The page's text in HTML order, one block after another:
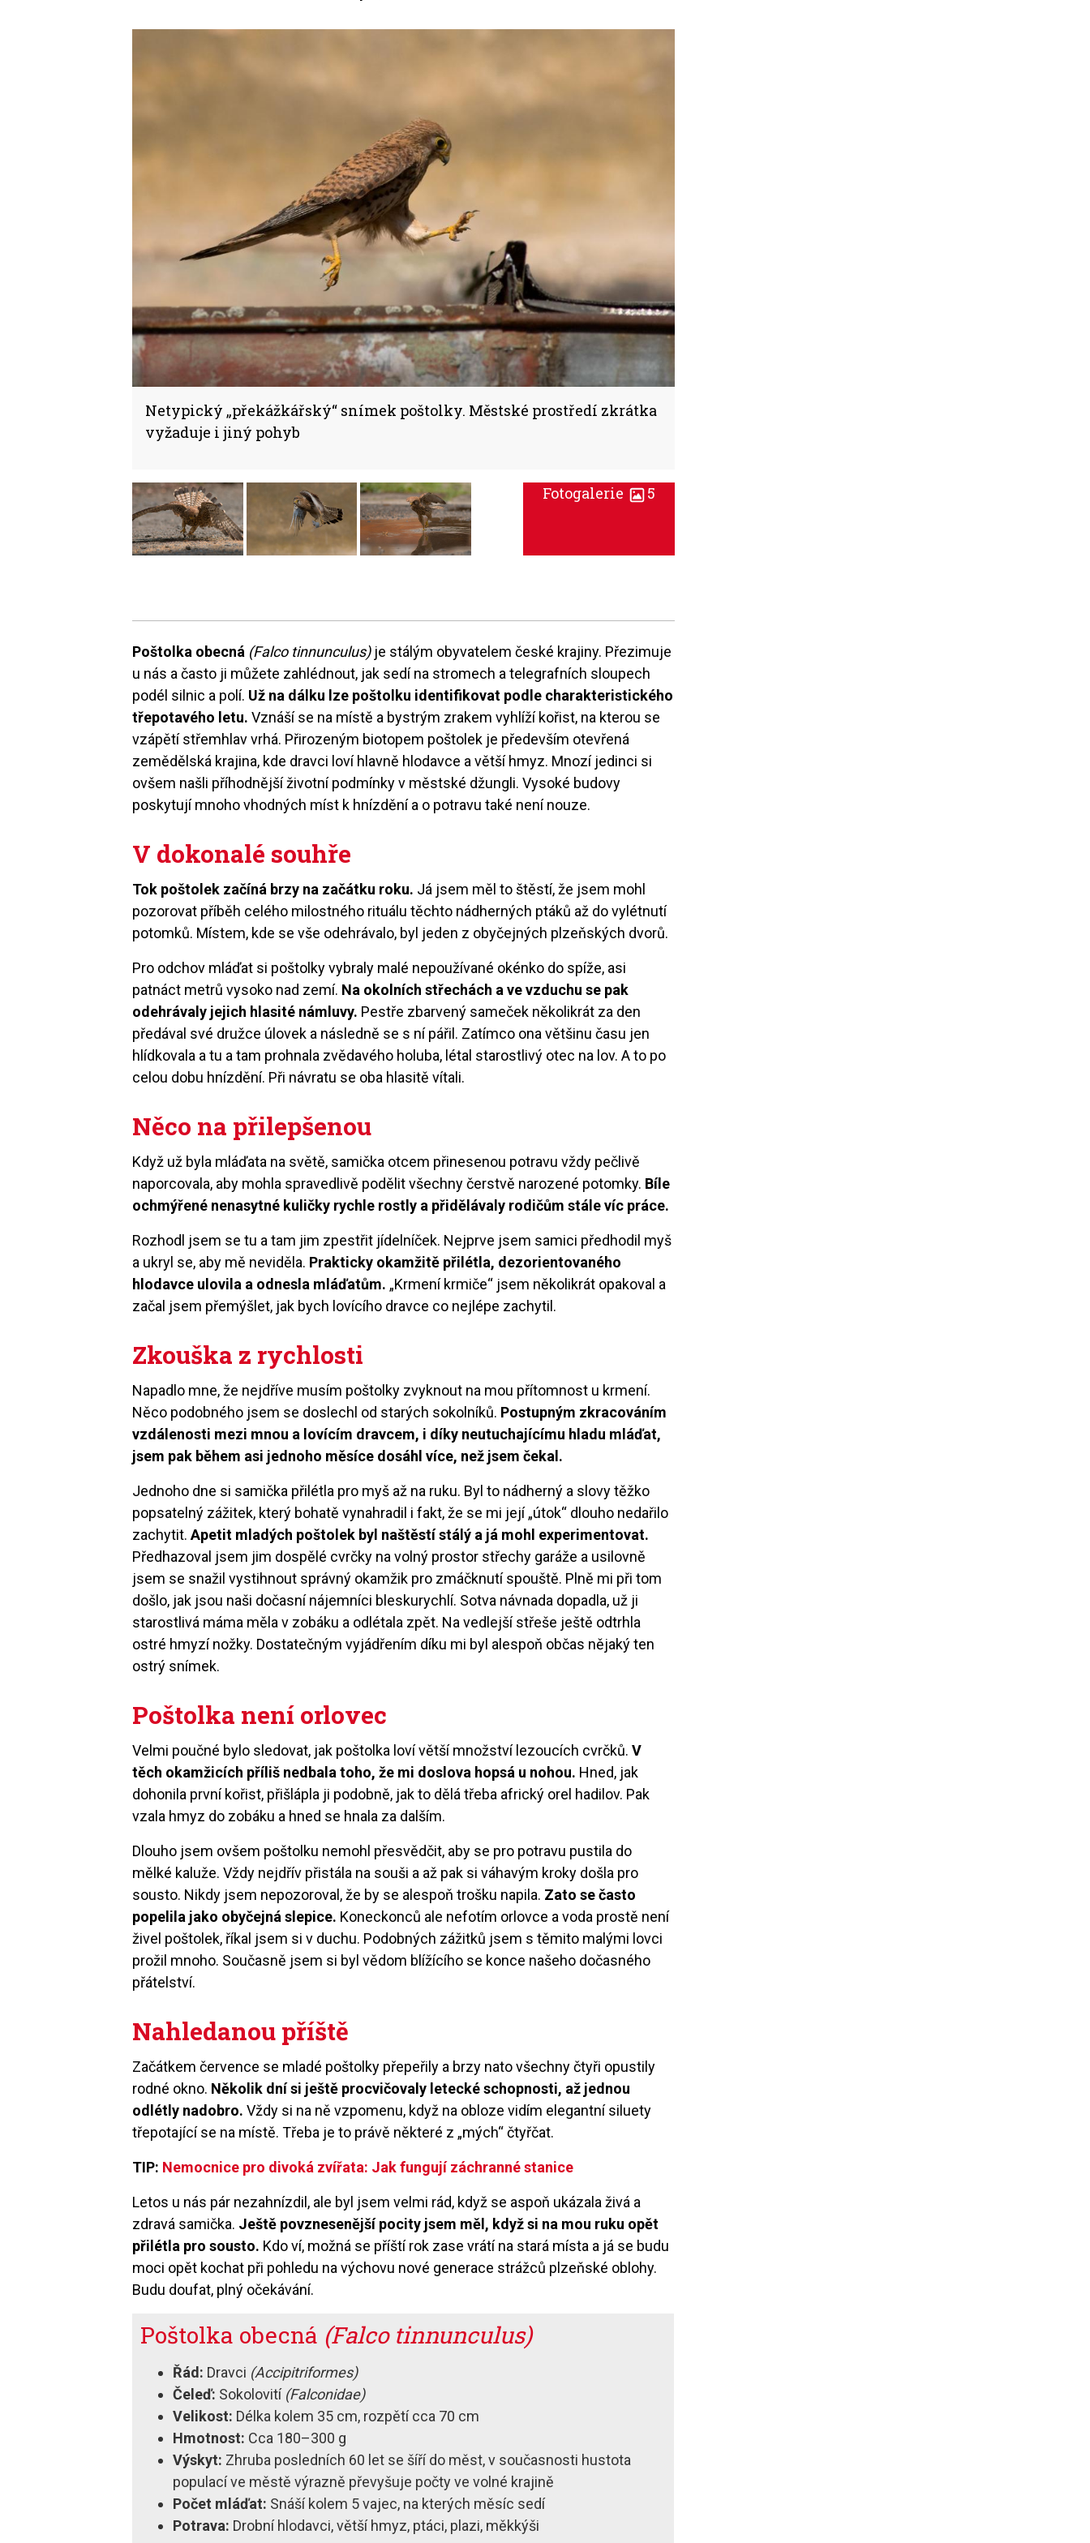
Netypický „překážkářský“ snímek poštolky. Městské prostředí zkrátka
vyžaduje i jiný pohyb
Fotogalerie 5
Poštolka obecná (Falco tinnunculus)je stálým obyvatelem české krajiny. Přezimuje
u nás a často ji můžete zahlédnout, jak sedí na stromech a telegrafních sloupech
podél silnic a polí. Už na dálku lze poštolku identifikovat podle charakteristického
třepotavého letu. Vznáší se na místě a bystrým zrakem vyhlíží kořist, na kterou se
vzápětí střemhlav vrhá. Přirozeným biotopem poštolek je především otevřená
zemědělská krajina, kde dravci loví hlavně hlodavce a větší hmyz. Mnozí jedinci si
ovšem našli příhodnější životní podmínky v městské džungli. Vysoké budovy
poskytují mnoho vhodných míst k hnízdění a o potravu také není nouze.
V dokonalé souhře
Tok poštolek začíná brzy na začátku roku. Já jsem měl to štěstí, že jsem mohl
pozorovat příběh celého milostného rituálu těchto nádherných ptáků až do vylétnutí
potomků. Místem, kde se vše odehrávalo, byl jeden z obyčejných plzeňských dvorů.
Pro odchov mláďat si poštolky vybraly malé nepoužívané okénko do spíže, asi
patnáct metrů vysoko nad zemí. Na okolních střechách a ve vzduchu se pak
odehrávaly jejich hlasité námluvy. Pestře zbarvený sameček několikrát za den
předával své družce úlovek a následně se s ní pářil. Zatímco ona většinu času jen
hlídkovala a tu a tam prohnala zvědavého holuba, létal starostlivý otec na lov. A to po
celou dobu hnízdění. Při návratu se oba hlasitě vítali.
Něco na přilepšenou
Když už byla mláďata na světě, samička otcem přinesenou potravu vždy pečlivě
naporcovala, aby mohla spravedlivě podělit všechny čerstvě narozené potomky. Bíle
ochmýřené nenasytné kuličky rychle rostly a přidělávaly rodičům stále víc práce.
Rozhodl jsem se tu a tam jim zpestřit jídelníček. Nejprve jsem samici předhodil myš
a ukryl se, aby mě neviděla. Prakticky okamžitě přilétla, dezorientovaného
hlodavce ulovila a odnesla mláďatům. „Krmení krmiče“ jsem několikrát opakoval a
začal jsem přemýšlet, jak bych lovícího dravce co nejlépe zachytil.
Zkouška z rychlosti
Napadlo mne, že nejdříve musím poštolky zvyknout na mou přítomnost u krmení.
Něco podobného jsem se doslechl od starých sokolníků. Postupným zkracováním
vzdálenosti mezi mnou a lovícím dravcem, i díky neutuchajícímu hladu mláďat,
jsem pak během asi jednoho měsíce dosáhl více, než jsem čekal.
Jednoho dne si samička přilétla pro myš až na ruku. Byl to nádherný a slovy těžko
popsatelný zážitek, který bohatě vynahradil i fakt, že se mi její „útok“ dlouho nedařilo
zachytit.Apetit mladých poštolek byl naštěstí stálý a já mohl experimentovat.
Předhazoval jsem jim dospělé cvrčky na volný prostor střechy garáže a usilovně
jsem se snažil vystihnout správný okamžik pro zmáčknutí spouště. Plně mi při tom
došlo, jak jsou naši dočasní nájemníci bleskurychlí. Sotva návnada dopadla, už ji
starostlivá máma měla v zobáku a odlétala zpět. Na vedlejší střeše ještě odtrhla
ostré hmyzí nožky. Dostatečným vyjádřením díku mi byl alespoň občas nějaký ten
ostrý snímek.
Poštolka není orlovec
Velmi poučné bylo sledovat, jak poštolka loví větší množství lezoucích cvrčků.V
těch okamžicích příliš nedbala toho, že mi doslova hopsá u nohou. Hned, jak
dohonila první kořist, přišlápla ji podobně, jak to dělá třeba africký orel hadilov. Pak
vzala hmyz do zobáku a hned se hnala za dalším.
Dlouho jsem ovšem poštolku nemohl přesvědčit, aby se pro potravu pustila do
mělké kaluže. Vždy nejdřív přistála na souši a až pak si váhavým kroky došla pro
sousto. Nikdy jsem nepozoroval, že by se alespoň trošku napila. Zato se často
popelila jako obyčejná slepice. Koneckonců ale nefotím orlovce a voda prostě není
živel poštolek, říkal jsem si v duchu. Podobných zážitků jsem s těmito malými lovci
prožil mnoho. Současně jsem si byl vědom blížícího se konce našeho dočasného
přátelství.
Nahledanou příště
Začátkem července se mladé poštolky přepeřily a brzy nato všechny čtyři opustily
rodné okno. Několik dní si ještě procvičovaly letecké schopnosti, až jednou
odlétly nadobro. Vždy si na ně vzpomenu, když na obloze vidím elegantní siluety
třepotající se na místě. Třeba je to právě některé z „mých“ čtyřčat.
TIP: Nemocnice pro divoká zvířata: Jak fungují záchranné stanice
Letos u nás pár nezahnízdil, ale byl jsem velmi rád, když se aspoň ukázala živá a
zdravá samička. Ještě povznesenější pocity jsem měl, když si na mou ruku opět
přilétla pro sousto. Kdo ví, možná se příští rok zase vrátí na stará místa a já se budu
moci opět kochat při pohledu na výchovu nové generace strážců plzeňské oblohy.
Budu doufat, plný očekávání.
Poštolka obecná (Falco tinnunculus)
Řád: Dravci (Accipitriformes)
Čeleď: Sokolovití (Falconidae)
Velikost: Délka kolem 35 cm, rozpětí cca 70 cm
Hmotnost: Cca 180–300 g
Výskyt: Zhruba posledních 60 let se šíří do měst, v současnosti hustota
populací ve městě výrazně převyšuje počty ve volné krajině
Počet mláďat: Snáší kolem 5 vajec, na kterých měsíc sedí
Potrava: Drobní hlodavci, větší hmyz, ptáci, plazi, měkkýši